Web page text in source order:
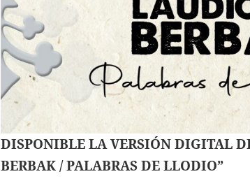
DISPONIBLE LA VERSIÓN DIGITAL
BERBAK / PALABRAS DE LLODIO”